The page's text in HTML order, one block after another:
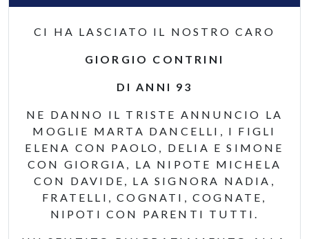
CI HA LASCIATO IL NOSTRO CARO
GIORGIO CONTRINI
DI ANNI 93
NE DANNO IL TRISTE ANNUNCIO LA
MOGLIE MARTA DANCELLI, I FIGLI
ELENA CON PAOLO, DELIA E SIMONE
CON GIORGIA, LA NIPOTE MICHELA
CON DAVIDE, LA SIGNORA NADIA,
FRATELLI, COGNATI, COGNATE,
NIPOTI CON PARENTI TUTTI.